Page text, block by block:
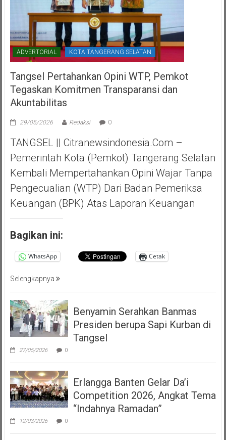
ADVERTORIAL KOTA TANGERANG SELATAN
Tangsel Pertahankan Opini WTP, Pemkot
Tegaskan Komitmen Transparansi dan
Akuntabilitas
29/05/2026 Redaksi 0
TANGSEL || Citranewsindonesia.com –
Pemerintah Kota (Pemkot) Tangerang Selatan
Kembali Mempertahankan Opini Wajar Tanpa
Pengecualian (WTP) Dari Badan Pemeriksa
Keuangan (BPK) Atas Laporan Keuangan
Bagikan ini:
WhatsApp Cetak
Selengkapnya
Benyamin Serahkan Banmas
Presiden berupa Sapi Kurban di
Tangsel
27/05/2026 0
Erlangga Banten Gelar Da’i
Competition 2026, Angkat Tema
“Indahnya Ramadan”
12/03/2026 0